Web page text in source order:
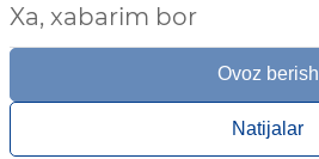
Xa, xabarim bor
Ovoz berish
Natijalar